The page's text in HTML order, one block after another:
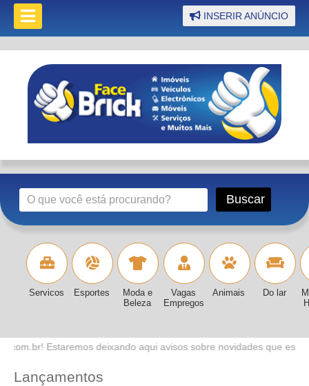
INSERIR ANÚNCIO
Servicos Esportes
Moda e
Beleza
Vagas
Empregos
Animais Do lar
aqui avisos sobre novidades que estaremos lançando no site.
Lançamentos